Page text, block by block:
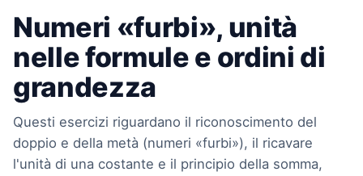
Numeri «furbi», unità
nelle formule e ordini di
grandezza
Questi esercizi riguardano il riconoscimento del
doppio e della metà (numeri «furbi»), il ricavare
l'unità di una costante e il principio della somma,